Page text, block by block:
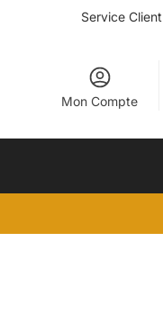
Service
Mon Compte